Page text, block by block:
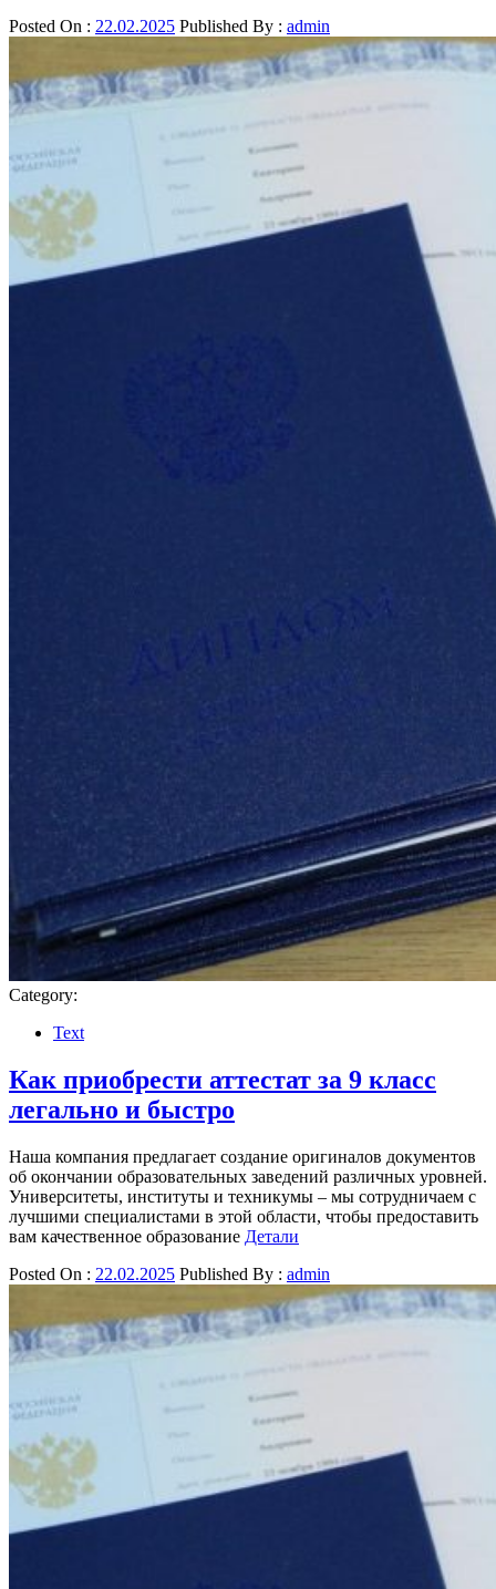
Posted On : 22.02.2025 Published By : admin
Category:
Text
Как приобрести аттестат за 9 класс
легально и быстро
Наша компания предлагает создание оригиналов документов
об окончании образовательных заведений различных уровней.
Университеты, институты и техникумы – мы сотрудничаем с
лучшими специалистами в этой области, чтобы предоставить
вам качественное образование Детали
Posted On : 22.02.2025 Published By : admin